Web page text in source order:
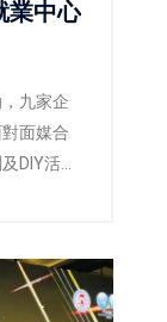
九家企
面媒合
DIY活